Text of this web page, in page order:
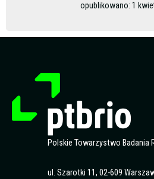
opublikowano: 1
Polskie Towarzystwo Badania
ul. Szarotki 11, 02-609